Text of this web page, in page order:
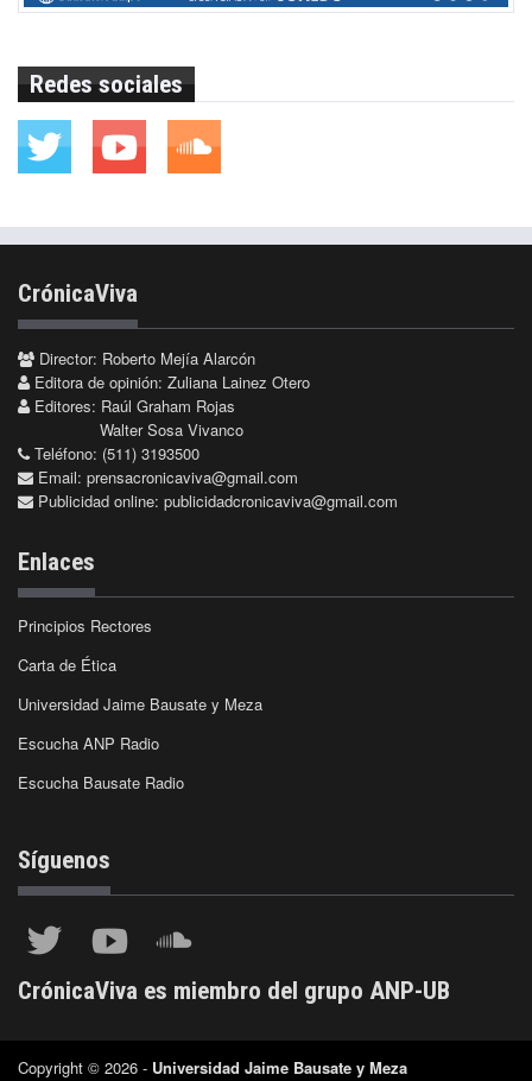
Redes sociales
CrónicaViva
Director: Roberto Mejía Alarcón
Editora de opinión: Zuliana Lainez Otero
Editores: Raúl Graham Rojas
Walter Sosa Vivanco
Teléfono: (511) 3193500
Email: prensacronicaviva@gmail.com
Publicidad online: publicidadcronicaviva@gmail.com
Enlaces
Principios Rectores
Carta de Ética
Universidad Jaime Bausate y Meza
Escucha ANP Radio
Escucha Bausate Radio
Síguenos
CrónicaViva es miembro del grupo ANP-UB
Copyright © 2026 - Universidad Jaime Bausate y Meza